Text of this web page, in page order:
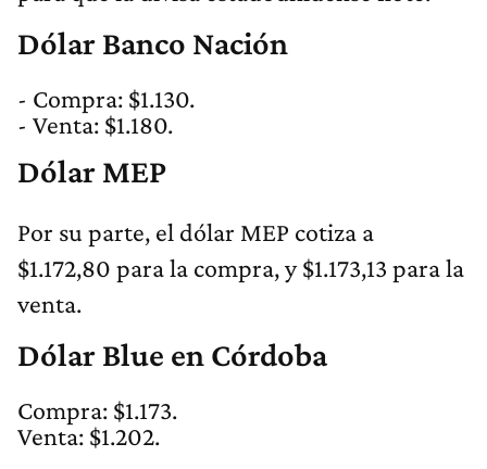
Dólar Banco Nación
- Compra: $1.130.
- Venta: $1.180.
Dólar MEP
Por su parte, el dólar MEP cotiza a
$1.172,80 para la compra, y $1.173,13 para la
venta.
Dólar Blue en Córdoba
Compra: $1.173.
Venta: $1.202.